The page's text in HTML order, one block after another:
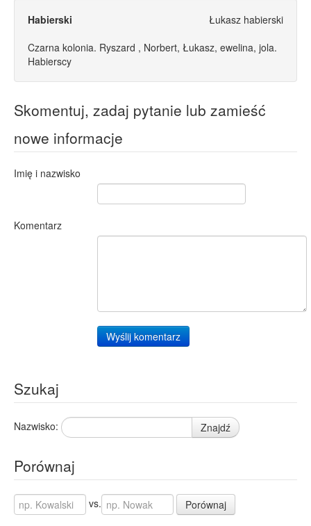
Habierski
Łukasz habierski
Czarna kolonia. Ryszard , Norbert, Łukasz, ewelina, jola.
Habierscy
Skomentuj, zadaj pytanie lub zamieść
nowe informacje
Imię i nazwisko
Komentarz
Wyślij komentarz
Szukaj
Nazwisko: Znajdź
Porównaj
vs. Porównaj